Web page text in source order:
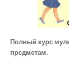
Полный курс
предметам.